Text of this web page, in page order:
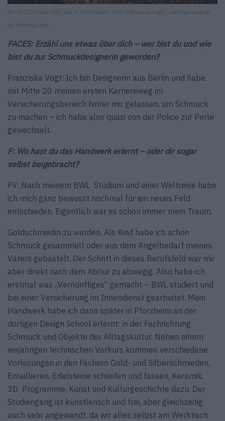
Bei YCCIJ findet man viel in Silbertönen, denn Franziska Vogts Lieblingsmaterial
ist Sterlingsilber.
FACES: Erzähl uns etwas über dich – wer bist du und wie
bist du zur Schmuckdesignerin geworden?
Franziska Vogt: Ich bin Designerin aus Berlin und habe
mit Mitte 20 meinen ersten Karriereweg im
Versicherungsbereich hinter mir gelassen, um Schmuck
zu machen – ich habe also quasi von der Police zur Perle
gewechselt.
F: Wo hast du das Handwerk erlernt – oder dir sogar
selbst beigebracht?
FV: Nach meinem BWL Studium und einer Weltreise habe
ich mich ganz bewusst nochmal für ein neues Feld
entschieden. Eigentlich war es schon immer mein Traum,
Goldschmiedin zu werden. Als Kind habe ich schon
Schmuck gesammelt oder aus dem Angelbedarf meines
Vaters gebastelt. Der Schritt in dieses Berufsfeld war mir
aber direkt nach dem Abitur zu abwegig. Also habe ich
erstmal was „Vernünftiges“ gemacht – BWL studiert und
bei einer Versicherung im Innendienst gearbeitet. Mein
Handwerk habe ich dann später in Pforzheim an der
dortigen Design School erlernt: in der Fachrichtung
Schmuck und Objekte der Alltagskultur. Neben einem
einjährigen technischen Vorkurs kommen verschiedene
Vorlesungen in den Fächern Gold- und Silberschmieden,
Emaillieren, Edelsteine schleifen und fassen, Keramik,
3D Programme, Kunst und Kulturgeschichte dazu. Der
Studiengang ist künstlerisch und frei, aber gleichzeitig
auch sehr angewandt, da wir alles selbst am Werktisch